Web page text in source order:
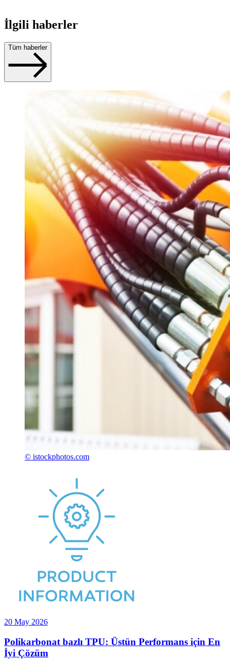
İlgili haberler
Tüm haberler
© istockphotos.com
20 May 2026
Polikarbonat bazlı TPU: Üstün Performans için En
İyi Çözüm